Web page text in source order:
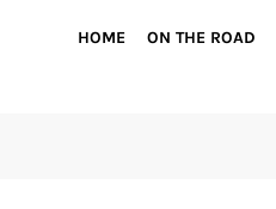
HOME ON THE ROAD